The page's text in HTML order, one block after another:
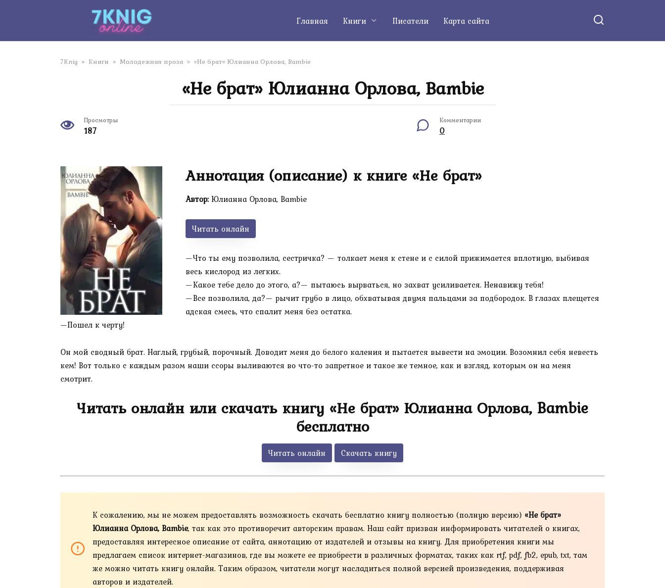
Главная Книги Писатели Карта сайта
7Knig » Книги » Молодежная проза » «Не брат» Юлианна Орлова, Bambie
«Не брат» Юлианна Орлова, Bambie
Просмотры
187
Комментарии
0
Аннотация (описание) к книге «Не брат»
Автор:Юлианна Орлова, Bambie
Читать онлайн
—Что ты ему позволила, сестричка? — толкает меня к стене и с силой прижимается вплотную, выбивая
весь кислород из легких.
—Какое тебе дело до этого, а?— пытаюсь вырваться, но захват усиливается. Ненавижу тебя!
—Все позволила, да?— рычит грубо в лицо, обхватывая двумя пальцами за подбородок. В глазах плещется
адская смесь, что спалит меня без остатка.
—Пошел к черту!
Он мой сводный брат. Наглый, грубый, порочный. Доводит меня до белого каления и пытается вывести на эмоции. Возомнил себя невесть
кем! Вот только с каждым разом наши ссоры выливаются во что-то запретное и такое же темное, как и взгляд, которым он на меня
смотрит.
Читать онлайн или скачать книгу «Не брат» Юлианна Орлова, Bambie
бесплатно
Читать онлайн Скачать книгу
К сожалению, мы не можем предоставлять возможность скачать бесплатно книгу полностью (полную версию) «Не брат»
Юлианна Орлова, Bambie, так как это противоречит авторским правам. Наш сайт призван информировать читателей о книгах,
предоставляя интересное описание от сайта, аннотацию от издателей и отзывы на книгу. Для приобретения книги мы
предлагаем список интернет-магазинов, где вы можете ее приобрести в различных форматах, таких как rtf, pdf, fb2, epub, txt, там
же можно читать книгу онлайн. Таким образом, читатели могут насладиться полной версией произведения, поддерживая
авторов и издателей.